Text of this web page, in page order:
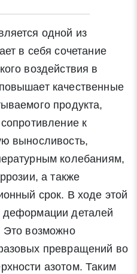
одной из
в себя сочетание
воздействия в
качественные
продукта,
к
выносливость,
колебаниям,
а также
срок. В ходе этой
деформации деталей
Это возможно
превращений во
азотом. Таким